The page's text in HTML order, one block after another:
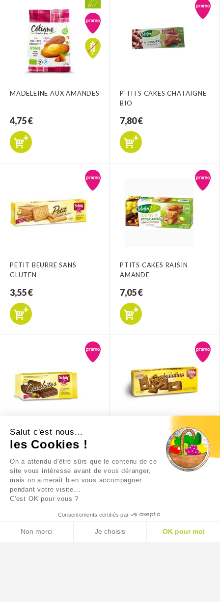
Salut c'est nous...
les Cookies !
On a attendu d'être sûrs que le contenu de ce
site vous intéresse avant de vous déranger,
mais on aimerait bien vous accompagner
pendant votre visite...
C'est OK pour vous ?
Consentements certifiés par
Non merci Je choisis OK pour moi
MADELEINE AUX AMANDES
4,75 €
P'TITS CAKES CHATAIGNE
BIO
7,80 €
PETIT BEURRE SANS
GLUTEN
3,55 €
PTITS CAKES RAISIN
AMANDE
7,05 €
QUADRITOS SANS GLUTEN
1,90 €
SPECULOOS SANS GLUTEN
3,60 €